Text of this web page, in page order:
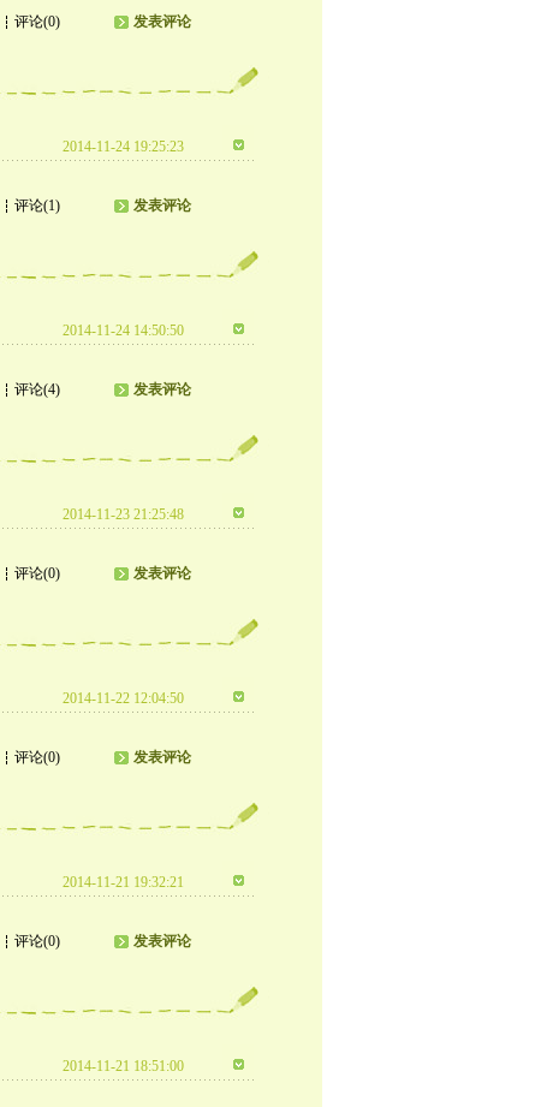
评论(0) 发表评论
2014-11-24 19:25:23
评论(1) 发表评论
2014-11-24 14:50:50
评论(4) 发表评论
2014-11-23 21:25:48
评论(0) 发表评论
2014-11-22 12:04:50
评论(0) 发表评论
2014-11-21 19:32:21
评论(0) 发表评论
2014-11-21 18:51:00